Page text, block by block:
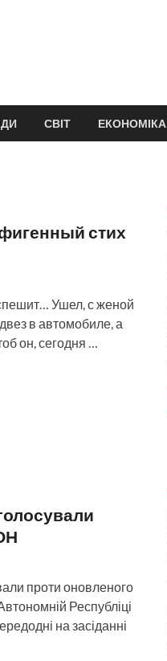
СВІТ ЕКОНОМІКА
стих
Ушел, с женой
в автомобиле, а
он, сегодня …
проти оновленого
Республіці
на засіданні